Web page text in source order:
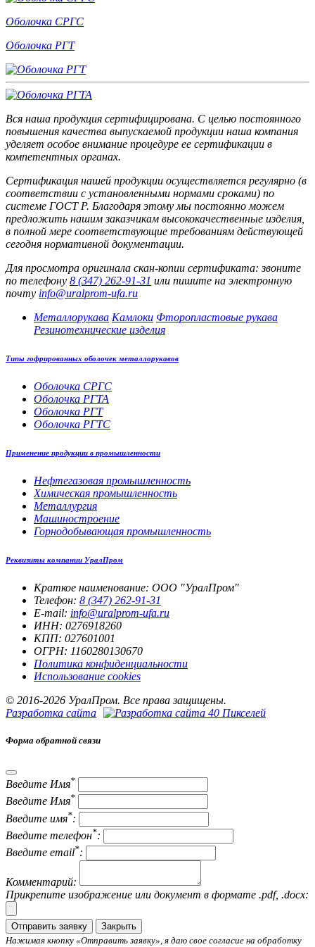
Оболочка СРГС
Оболочка РГТ
Вся наша продукция сертифицирована. С целью постоянного
повышения качества выпускаемой продукции наша компания
уделяет особое внимание процедуре ее сертификации в
компетентных органах.
Сертификация нашей продукции осуществляется регулярно (в
соответствии с установленными нормами сроками) по
системе ГОСТ Р. Благодаря этому мы постоянно можем
предложить нашим заказчикам высококачественные изделия,
в полной мере соответствующие требованиям действующей
сегодня нормативной документации.
Для просмотра оригинала скан-копии сертификата: звоните
по телефону 8 (347) 262‑91‑31 или пишите на электронную
почту info@uralprom-ufa.ru
Металлорукава Камлоки Фторопластовые рукава
Резинотехнические изделия
Типы гофрированных оболочек металлорукавов
Оболочка СРГС
Оболочка РГТА
Оболочка РГТ
Оболочка РГТС
Применение продукции в промышленности
Нефтегазовая промышленность
Химическая промышленность
Металлургия
Машиностроение
Горнодобывающая промышленность
Реквизиты компании УралПром
Краткое наименование: ООО "УралПром"
Телефон: 8 (347) 262‑91‑31
E-mail: info@uralprom-ufa.ru
ИНН: 0276918260
КПП: 027601001
ОГРН: 1160280130670
Политика конфиденциальности
Использование cookies
© 2016-2026 УралПром. Все права защищены.
Разработка сайта
Форма обратной связи
Введите Имя*
Введите Имя*
Введите имя*:
Введите телефон*:
Введите email*:
Комментарий:
Прикрепите изображение или документ в формате .pdf, .docx:
Отправить заявку
Закрыть
Нажимая кнопку «Отправить заявку», я даю свое согласие на обработку